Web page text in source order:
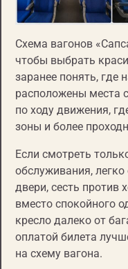
Схема вагонов
чтобы выбрать
заранее понять, где
расположены места
по ходу движения,
зоны и более
Если смотреть
обслуживания,
двери, сесть против
вместо спокойного
кресло далеко от
оплатой билета
на схему вагона.